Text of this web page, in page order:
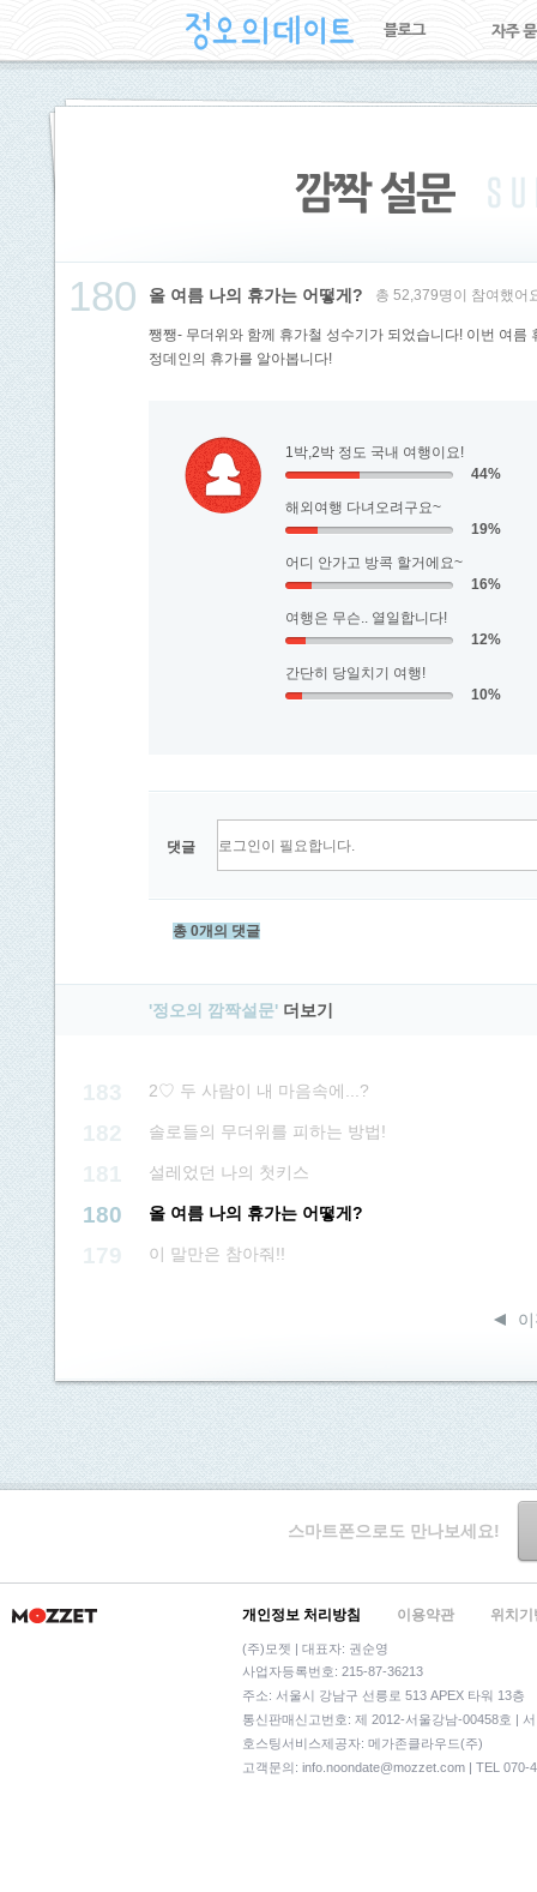
180 올 여름 나의 휴가는 어떻게? 총 52,379명이 참여했어
쨍쨍- 무더위와 함께 휴가철 성수기가 되었습니다! 이번 여
정데인의 휴가를 알아봅니다!
1박,2박 정도 국내 여행이요!
44%
해외여행 다녀오려구요~
19%
어디 안가고 방콕 할거에요~
16%
여행은 무슨.. 열일합니다!
12%
간단히 당일치기 여행!
10%
댓글
총 0개의 댓글
'정오의 깜짝설문' 더보기
2♡ 두 사람이 내 마음속에...?
솔로들의 무더위를 피하는 방법!
설레었던 나의 첫키스
180 올 여름 나의 휴가는 어떻게?
이 말만은 참아줘!!
스마트폰으로도 만나보세요!
개인정보 처리방침 이용약관 위치
(주)모젯 | 대표자: 권순영
사업자등록번호: 215-87-36213
주소: 서울시 강남구 선릉로 513 APEX 타워 13층
통신판매신고번호: 제 2012-서울강남-00458호 |
호스팅서비스제공자: 메가존클라우드(주)
고객문의: info.noondate@mozzet.com | TEL 070-